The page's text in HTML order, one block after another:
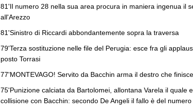
81'Il numero 28 nella sua area procura in maniera ingenua il
all'Arezzo
81'Sinistro di Riccardi abbondantemente sopra la traversa
79'Terza sostituzione nelle file del Perugia: esce fra gli
posto Torrasi
77'MONTEVAGO! Servito da Bacchin arma il destro che
75'Punizione calciata da Bartolomei, allontana Varela il quale
collisione con Bacchin: secondo De Angeli il fallo è del